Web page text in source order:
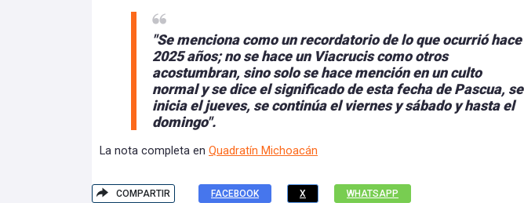
"Se menciona como un recordatorio de lo que ocurrió hace
2025 años; no se hace un Viacrucis como otros
acostumbran, sino solo se hace mención en un culto
normal y se dice el significado de esta fecha de Pascua, se
inicia el jueves, se continúa el viernes y sábado y hasta el
domingo".
La nota completa en Quadratín Michoacán
COMPARTIR FACEBOOK X WHATSAPP